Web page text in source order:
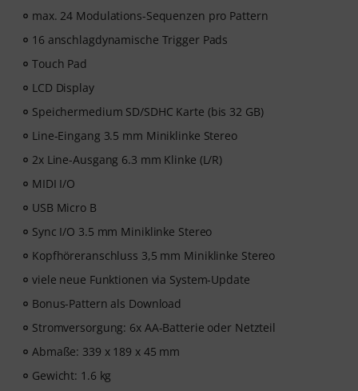
max. 24 Modulations-Sequenzen pro Pattern
16 anschlagdynamische Trigger Pads
Touch Pad
LCD Display
Speichermedium SD/SDHC Karte (bis 32 GB)
Line-Eingang 3.5 mm Miniklinke Stereo
2x Line-Ausgang 6.3 mm Klinke (L/R)
MIDI I/O
USB Micro B
Sync I/O 3.5 mm Miniklinke Stereo
Kopfhöreranschluss 3,5 mm Miniklinke Stereo
viele neue Funktionen via System-Update
Bonus-Pattern als Download
Stromversorgung: 6x AA-Batterie oder Netzteil
Abmaße: 339 x 189 x 45 mm
Gewicht: 1.6 kg